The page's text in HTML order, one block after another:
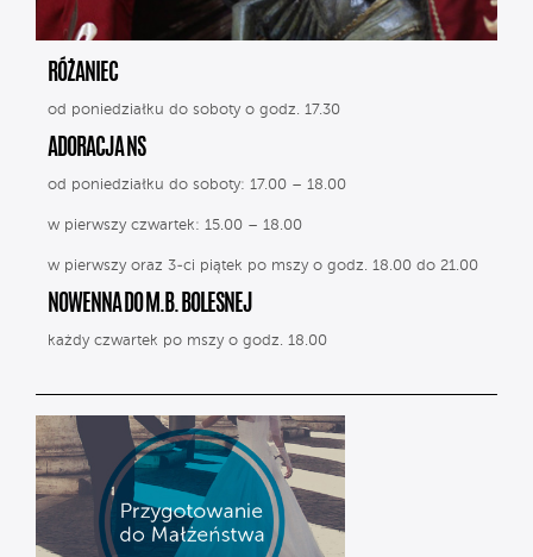
RÓŻANIEC
od poniedziałku do soboty o godz. 17.30
ADORACJA NS
od poniedziałku do soboty: 17.00 – 18.00
w pierwszy czwartek: 15.00 – 18.00
w pierwszy oraz 3-ci piątek po mszy o godz. 18.00 do 21.00
NOWENNA DO M.B. BOLESNEJ
każdy czwartek po mszy o godz. 18.00